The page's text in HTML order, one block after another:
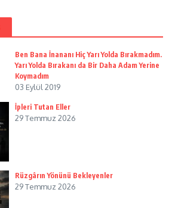
Ben Bana İnananı Hiç Yarı Yolda Bırakmadım.
Yarı Yolda Bırakanı da Bir Daha Adam Yerine
Koymadım
03 Eylül 2019
İpleri Tutan Eller
29 Temmuz 2026
Rüzgârın Yönünü Bekleyenler
29 Temmuz 2026